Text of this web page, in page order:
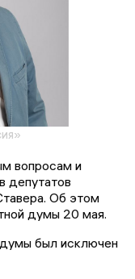
вопросам и
депутатов
Об этом
думы 20 мая.
был исключен